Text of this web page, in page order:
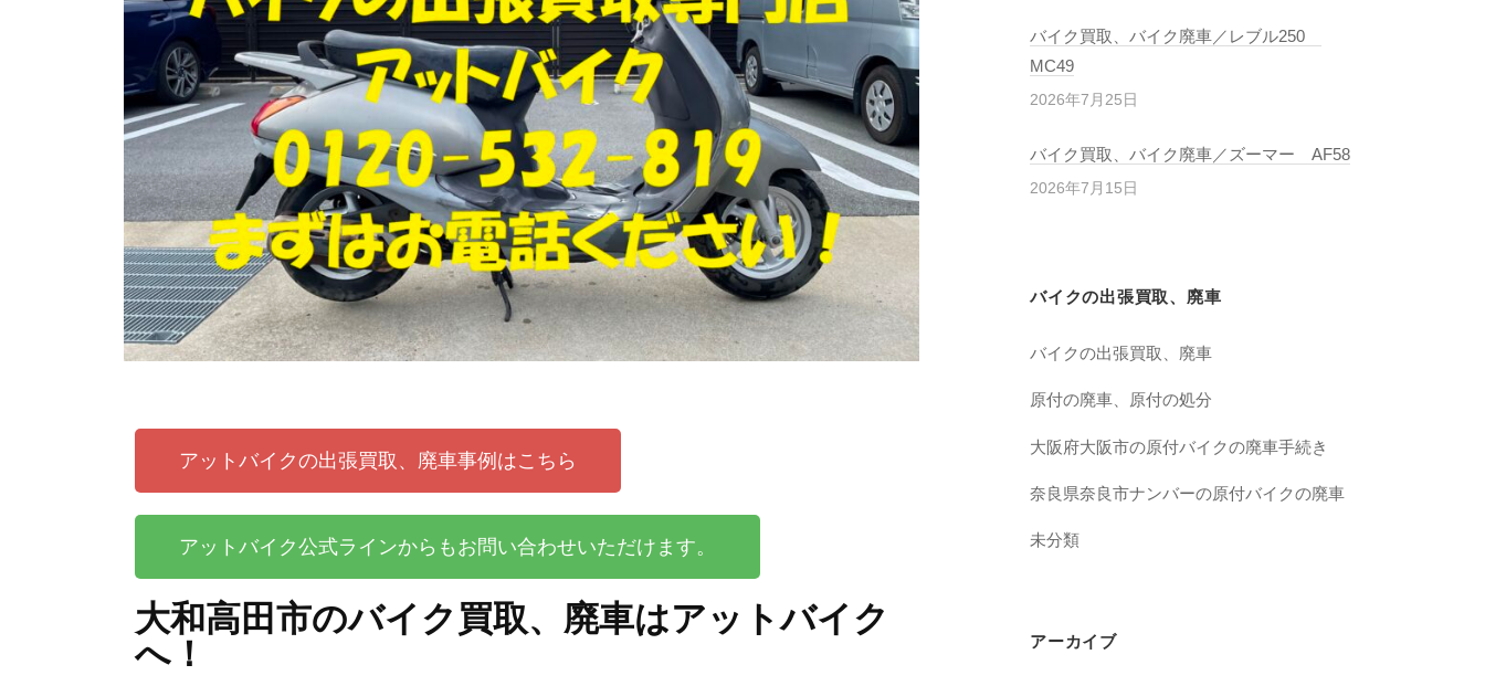
イ
・
取
り
・
廃
車
な
ら
アットバイクの出張買取、廃車事例はこちら
アットバイク公式ラインからもお問い合わせいただけます。
大和高田市のバイク買取、廃車はアットバイク
へ！
バイク買取、バイク廃車／レブル250
MC49
2026年7月25日
バイク買取、バイク廃車／ズーマー AF58
2026年7月15日
バイクの出張買取、廃車
バイクの出張買取、廃車
原付の廃車、原付の処分
大阪府大阪市の原付バイクの廃車手続き
奈良県奈良市ナンバーの原付バイクの廃車
未分類
アーカイブ